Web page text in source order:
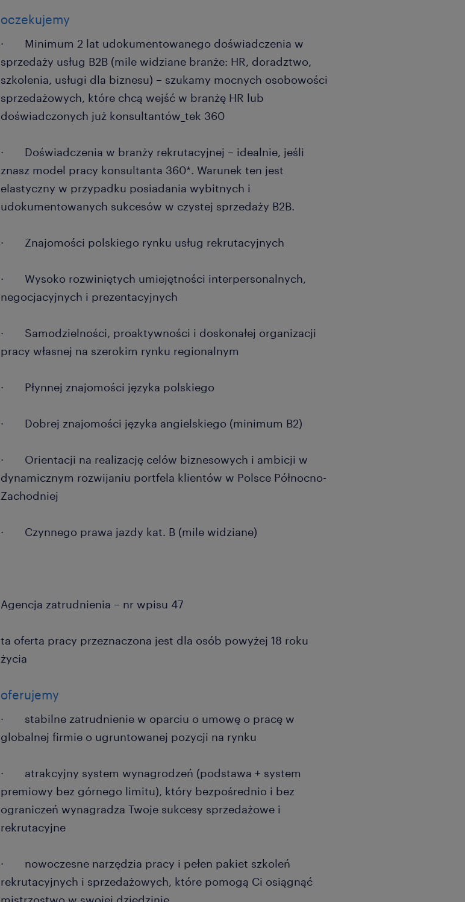
oczekujemy
· Minimum 2 lat udokumentowanego doświadczenia w
sprzedaży usług B2B (mile widziane branże: HR, doradztwo,
szkolenia, usługi dla biznesu) – szukamy mocnych osobowości
sprzedażowych, które chcą wejść w branżę HR lub
doświadczonych już konsultantów_tek 360
· Doświadczenia w branży rekrutacyjnej – idealnie, jeśli
znasz model pracy konsultanta 360*. Warunek ten jest
elastyczny w przypadku posiadania wybitnych i
udokumentowanych sukcesów w czystej sprzedaży B2B.
· Znajomości polskiego rynku usług rekrutacyjnych
· Wysoko rozwiniętych umiejętności interpersonalnych,
negocjacyjnych i prezentacyjnych
· Samodzielności, proaktywności i doskonałej organizacji
pracy własnej na szerokim rynku regionalnym
· Płynnej znajomości języka polskiego
· Dobrej znajomości języka angielskiego (minimum B2)
· Orientacji na realizację celów biznesowych i ambicji w
dynamicznym rozwijaniu portfela klientów w Polsce Północno-
Zachodniej
· Czynnego prawa jazdy kat. B (mile widziane)
Agencja zatrudnienia – nr wpisu 47
ta oferta pracy przeznaczona jest dla osób powyżej 18 roku
życia
oferujemy
· stabilne zatrudnienie w oparciu o umowę o pracę w
globalnej firmie o ugruntowanej pozycji na rynku
· atrakcyjny system wynagrodzeń (podstawa + system
premiowy bez górnego limitu), który bezpośrednio i bez
ograniczeń wynagradza Twoje sukcesy sprzedażowe i
rekrutacyjne
· nowoczesne narzędzia pracy i pełen pakiet szkoleń
rekrutacyjnych i sprzedażowych, które pomogą Ci osiągnąć